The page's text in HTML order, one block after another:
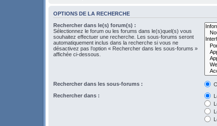
OPTIONS DE LA RECHERCHE
Rechercher dans le(s) forum(s) :
Sélectionnez le forum ou les forums dans le(s)quel(s) vous
souhaitez effectuer une recherche. Les sous-forums seront
automatiquement inclus dans la recherche si vous ne
désactivez pas l’option « Rechercher dans les sous-forums »
affichée ci-dessous.
Rechercher dans les sous-forums :
Rechercher dans :